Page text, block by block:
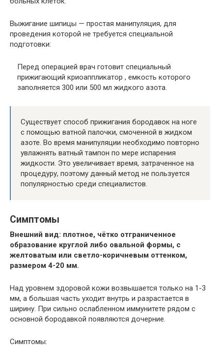
Выжигание шипицы — простая манипуляция, для
проведения которой не требуется специальной
подготовки:
Перед операцией врач готовит специальный
прижигающий криоаппликатор , емкость которого
заполняется 300 или 500 мл жидкого азота.
Существует способ прижигания бородавок на ноге
с помощью ватной палочки, смоченной в жидком
азоте. Во время манипуляции необходимо повторно
увлажнять ватный тампон по мере испарения
жидкости. Это увеличивает время, затраченное на
процедуру, поэтому данный метод не пользуется
популярностью среди специалистов.
Симптомы
Внешний вид: плотное, чётко отграниченное
образование круглой либо овальной формы, с
желтоватым или светло-коричневым оттенком,
размером 4-20 мм.
Над уровнем здоровой кожи возвышается только на 1-3
мм, а большая часть уходит внутрь и разрастается в
ширину. При сильно ослабленном иммунитете рядом с
основной бородавкой появляются дочерние.
Симптомы: